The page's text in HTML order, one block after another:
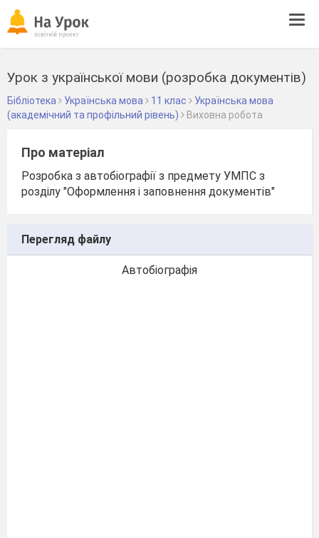
Урок з української мови (розробка документів)
Бібліотека Українська мова 11 клас
Українська мова
(академічний та профільний рівень)
Виховна робота
Про матеріал
Розробка з автобіографії з предмету УМПС з
розділу "Оформлення і заповнення документів"
Перегляд файлу
Автобіографія